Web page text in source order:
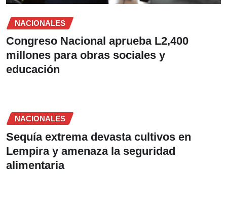
NACIONALES
Congreso Nacional aprueba L2,400
millones para obras sociales y
educación
NACIONALES
Sequía extrema devasta cultivos en
Lempira y amenaza la seguridad
alimentaria